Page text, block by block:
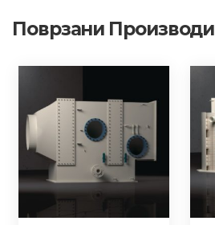
Поврзани Производи